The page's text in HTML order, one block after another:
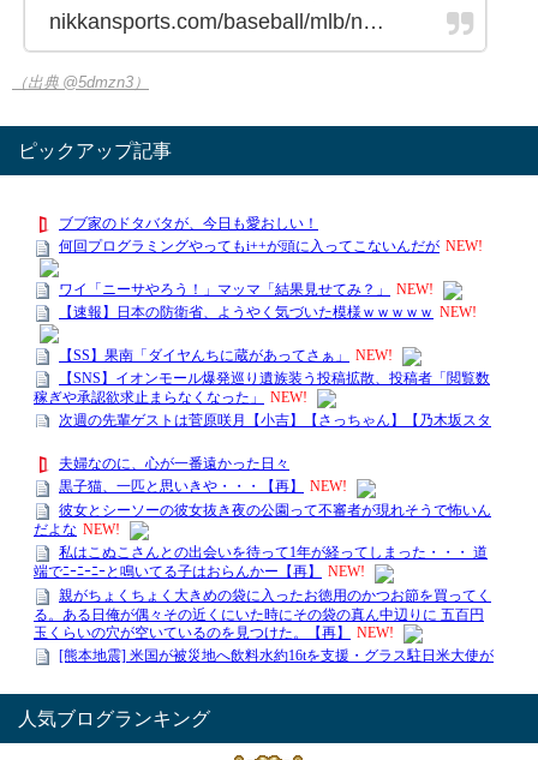
nikkansports.com/baseball/mlb/n…
（出典 @5dmzn3）
ピックアップ記事
人気ブログランキング